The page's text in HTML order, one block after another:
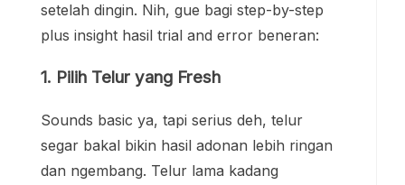
setelah dingin. Nih, gue bagi step-by-step
plus insight hasil trial and error beneran:
1. Pilih Telur yang Fresh
Sounds basic ya, tapi serius deh, telur
segar bakal bikin hasil adonan lebih ringan
dan ngembang. Telur lama kadang